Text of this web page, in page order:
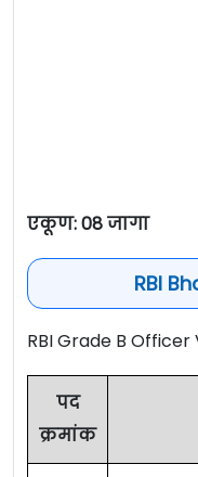
एकूण: 08 जागा
RBI
RBI Grade B
पद
क्रमांक